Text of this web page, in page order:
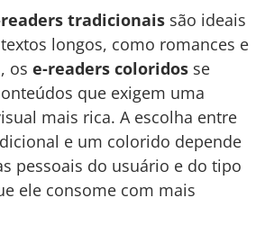
tradicionais são ideais
longos, como romances e
os e-readers coloridos se
que exigem uma
mais rica. A escolha entre
e um colorido depende
pessoais do usuário e do tipo
ele consome com mais